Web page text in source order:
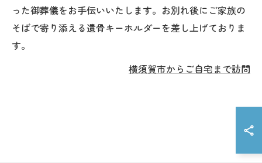
った御葬儀をお手伝いいたします。お別れ後にご家族の
そばで寄り添える遺骨キーホルダーを差し上げておりま
す。
横須賀市からご自宅まで訪問